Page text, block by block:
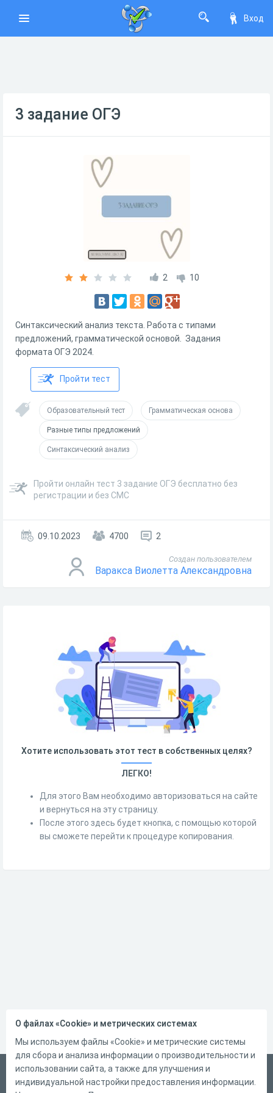
Вход
3 задание ОГЭ
2 10
Синтаксический анализ текста. Работа с типами
предложений, грамматической основой. Задания
формата ОГЭ 2024.
Пройти тест
Образовательный тест Грамматическая основа
Разные типы предложений
Синтаксический анализ
Пройти онлайн тест 3 задание ОГЭ бесплатно без
регистрации и без СМС
09.10.2023 4700 2
Создан пользователем
Варакса Виолетта Александровна
Хотите использовать этот тест в собственных целях?
ЛЕГКО!
Для этого Вам необходимо авторизоваться на сайте
и вернуться на эту страницу.
После этого здесь будет кнопка, с помощью которой
вы сможете перейти к процедуре копирования.
Русский
О файлах «Cookie» и метрических системах
Мы используем файлы «Cookie» и метрические системы
для сбора и анализа информации о производительности и
использовании сайта, а также для улучшения и
индивидуальной настройки предоставления информации.